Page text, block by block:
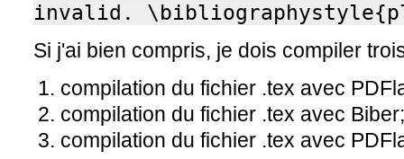
invalid.
Si j'ai bien compris, je dois compiler
compilation du fichier .tex avec
compilation du fichier .tex avec Biber;
compilation du fichier .tex avec